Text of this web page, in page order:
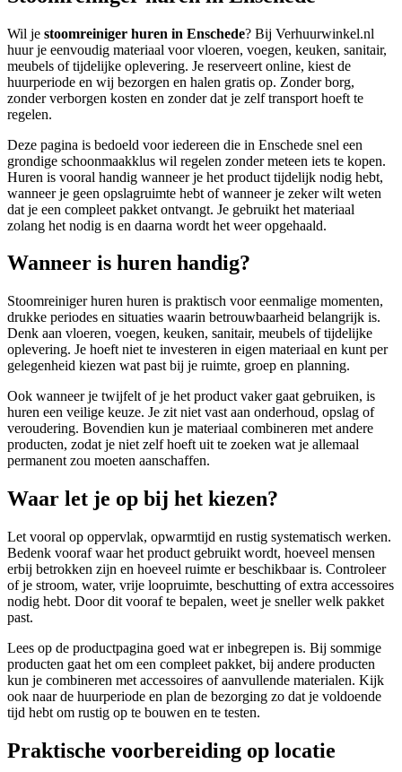
Wil je stoomreiniger huren in Enschede? Bij Verhuurwinkel.nl
huur je eenvoudig materiaal voor vloeren, voegen, keuken, sanitair,
meubels of tijdelijke oplevering. Je reserveert online, kiest de
huurperiode en wij bezorgen en halen gratis op. Zonder borg,
zonder verborgen kosten en zonder dat je zelf transport hoeft te
regelen.
Deze pagina is bedoeld voor iedereen die in Enschede snel een
grondige schoonmaakklus wil regelen zonder meteen iets te kopen.
Huren is vooral handig wanneer je het product tijdelijk nodig hebt,
wanneer je geen opslagruimte hebt of wanneer je zeker wilt weten
dat je een compleet pakket ontvangt. Je gebruikt het materiaal
zolang het nodig is en daarna wordt het weer opgehaald.
Wanneer is huren handig?
Stoomreiniger huren huren is praktisch voor eenmalige momenten,
drukke periodes en situaties waarin betrouwbaarheid belangrijk is.
Denk aan vloeren, voegen, keuken, sanitair, meubels of tijdelijke
oplevering. Je hoeft niet te investeren in eigen materiaal en kunt per
gelegenheid kiezen wat past bij je ruimte, groep en planning.
Ook wanneer je twijfelt of je het product vaker gaat gebruiken, is
huren een veilige keuze. Je zit niet vast aan onderhoud, opslag of
veroudering. Bovendien kun je materiaal combineren met andere
producten, zodat je niet zelf hoeft uit te zoeken wat je allemaal
permanent zou moeten aanschaffen.
Waar let je op bij het kiezen?
Let vooral op oppervlak, opwarmtijd en rustig systematisch werken.
Bedenk vooraf waar het product gebruikt wordt, hoeveel mensen
erbij betrokken zijn en hoeveel ruimte er beschikbaar is. Controleer
of je stroom, water, vrije loopruimte, beschutting of extra accessoires
nodig hebt. Door dit vooraf te bepalen, weet je sneller welk pakket
past.
Lees op de productpagina goed wat er inbegrepen is. Bij sommige
producten gaat het om een compleet pakket, bij andere producten
kun je combineren met accessoires of aanvullende materialen. Kijk
ook naar de huurperiode en plan de bezorging zo dat je voldoende
tijd hebt om rustig op te bouwen en te testen.
Praktische voorbereiding op locatie